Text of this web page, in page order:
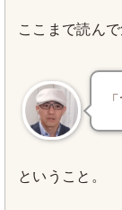
ここまで読ん
ということ。